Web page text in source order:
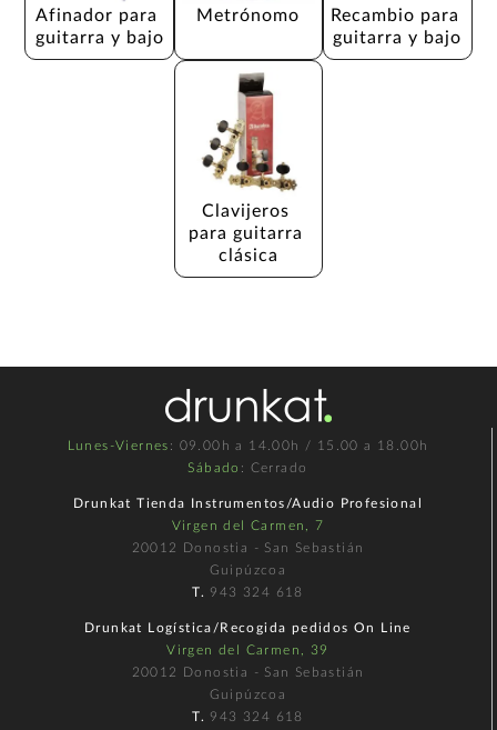
Afinador para
guitarra y bajo
Metrónomo
Recambio para
guitarra y bajo
Clavijeros
para guitarra
clásica
Lunes-Viernes : 09.00h a 14.00h / 15.00 a 18.00h
Sábado : Cerrado
Drunkat Tienda Instrumentos/Audio Profesional
Virgen del Carmen, 7
20012 Donostia - San Sebastián
Guipúzcoa
T. 943 324 618
Drunkat Logística/Recogida pedidos On Line
Virgen del Carmen, 39
20012 Donostia - San Sebastián
Guipúzcoa
T. 943 324 618